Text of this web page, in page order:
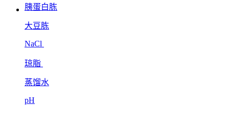
胰蛋白胨
大豆胨
NaCl
琼脂
蒸馏水
pH